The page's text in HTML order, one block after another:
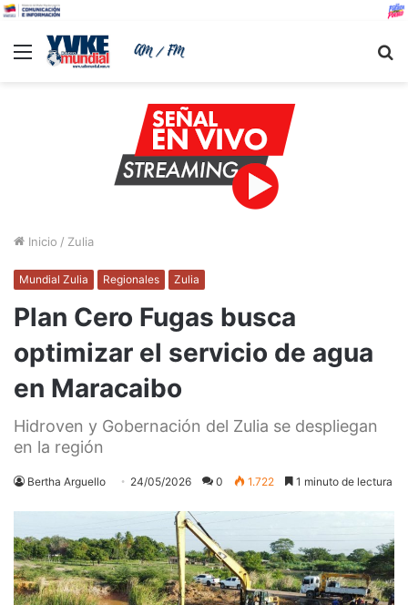
Menu
Inicio / Zulia
Mundial Zulia Regionales Zulia
Plan Cero Fugas busca
optimizar el servicio de agua
en Maracaibo
Hidroven y Gobernación del Zulia se despliegan
en la región
Bertha Arguello 24/05/2026 0 1.722 1 minuto de lectura